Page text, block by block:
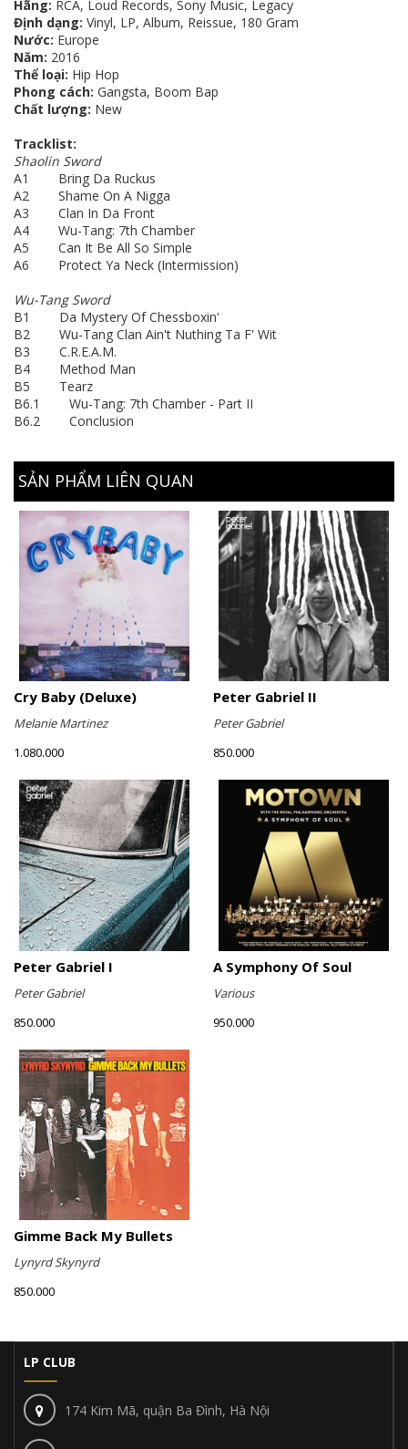
Hãng: RCA, Loud Records, Sony Music, Legacy
Định dạng: Vinyl, LP, Album, Reissue, 180 Gram
Nước: Europe
Năm: 2016
Thể loại: Hip Hop
Phong cách: Gangsta, Boom Bap
Chất lượng: New
Tracklist:
Shaolin Sword
A1 Bring Da Ruckus
A2 Shame On A Nigga
A3 Clan In Da Front
A4 Wu-Tang: 7th Chamber
A5 Can It Be All So Simple
A6 Protect Ya Neck (Intermission)
Wu-Tang Sword
B1 Da Mystery Of Chessboxin'
B2 Wu-Tang Clan Ain't Nuthing Ta F' Wit
B3 C.R.E.A.M.
B4 Method Man
B5 Tearz
B6.1 Wu-Tang: 7th Chamber - Part II
B6.2 Conclusion
SẢN PHẨM LIÊN QUAN
Cry Baby (Deluxe)
Melanie Martinez
1.080.000
Peter Gabriel II
Peter Gabriel
850.000
Peter Gabriel I
Peter Gabriel
850.000
A Symphony Of Soul
Various
950.000
Gimme Back My Bullets
Lynyrd Skynyrd
850.000
LP CLUB
174 Kim Mã, quận Ba Đình, Hà Nội